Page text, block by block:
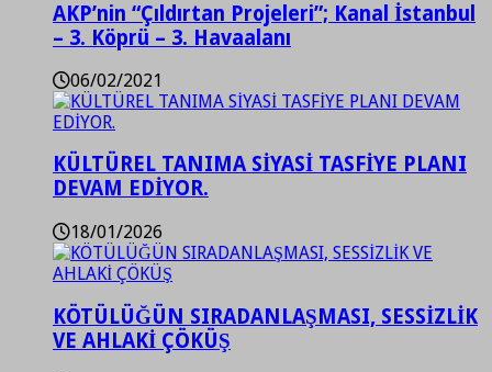
AKP’nin “Çıldırtan Projeleri”; Kanal İstanbul
– 3. Köprü – 3. Havaalanı
06/02/2021
KÜLTÜREL TANIMA SİYASİ TASFİYE PLANI
DEVAM EDİYOR.
18/01/2026
KÖTÜLÜĞÜN SIRADANLAŞMASI, SESSİZLİK
VE AHLAKİ ÇÖKÜŞ